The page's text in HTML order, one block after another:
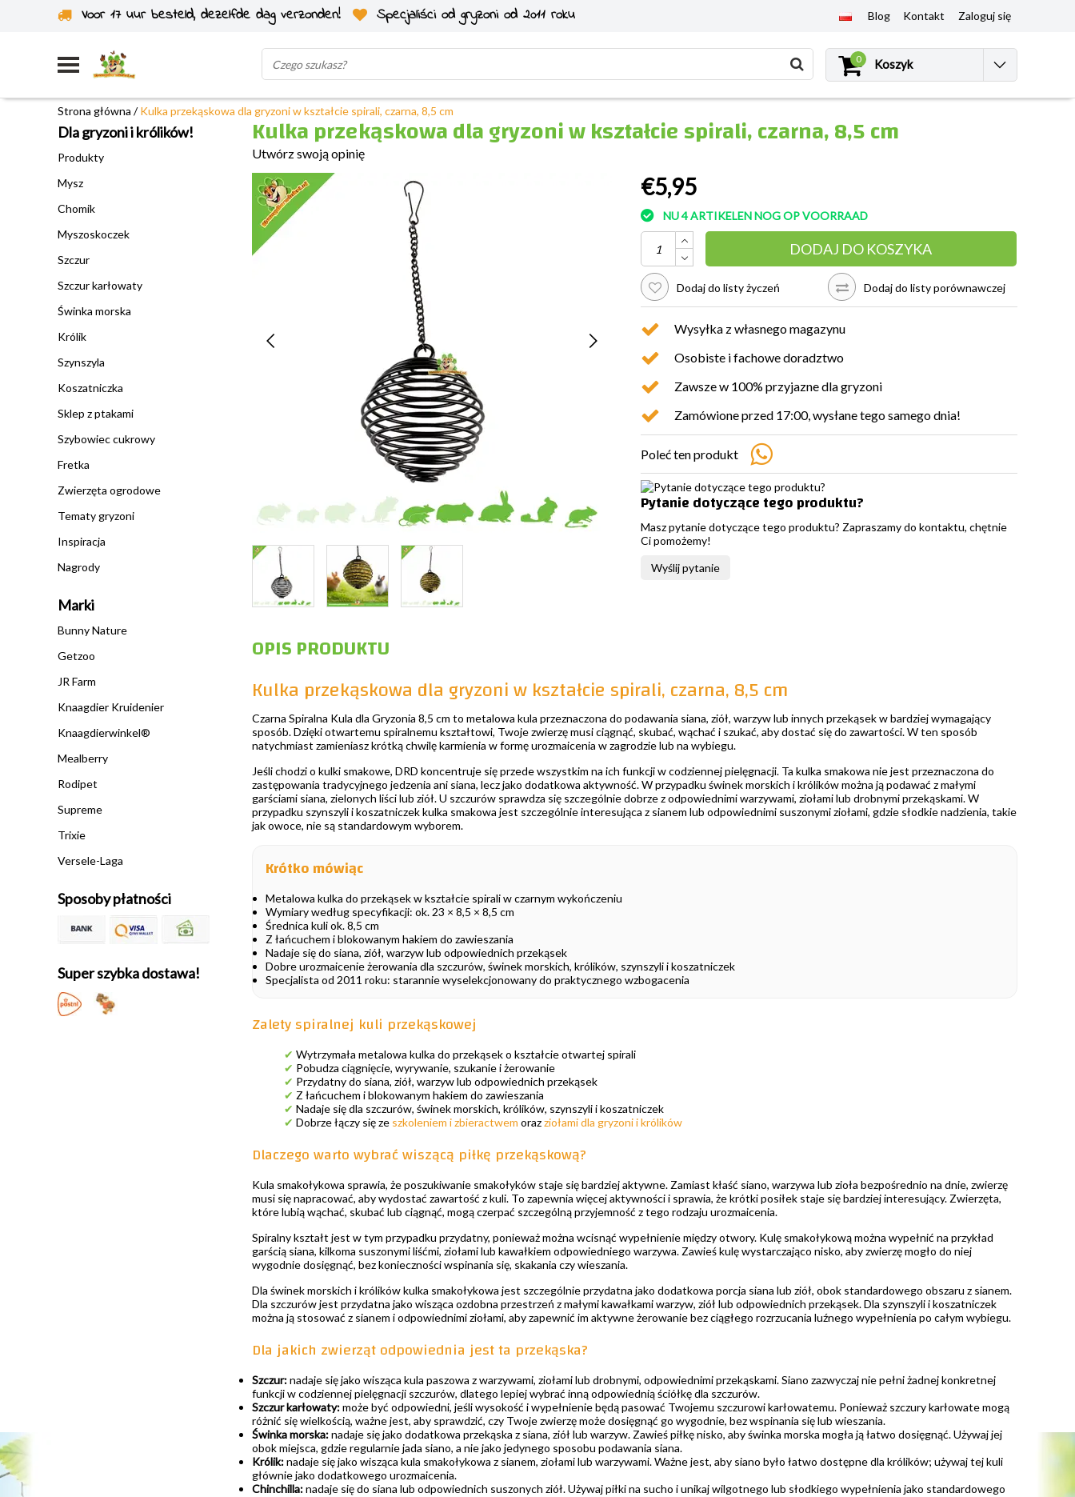
Voor 17 uur besteld, dezelfde dag verzonden!
Specjaliści od gryzoni od 2011 roku
Wysyłka z własnego magazynu
Blog Kontakt Zaloguj się
0 Koszyk
Strona główna /Kulka przekąskowa dla gryzoni w kształcie spirali, czarna, 8,5 cm
Dla gryzoni i królików!
Produkty
Mysz
Chomik
Myszoskoczek
Szczur
Szczur karłowaty
Świnka morska
Królik
Szynszyla
Koszatniczka
Sklep z ptakami
Szybowiec cukrowy
Fretka
Zwierzęta ogrodowe
Tematy gryzoni
Inspiracja
Nagrody
Marki
Bunny Nature
Getzoo
JR Farm
Knaagdier Kruidenier
Knaagdierwinkel®
Mealberry
Rodipet
Supreme
Trixie
Versele-Laga
Sposoby płatności
Super szybka dostawa!
Kulka przekąskowa dla gryzoni w kształcie spirali, czarna, 8,5 cm
Utwórz swoją opinię
€5,95
NU 4 ARTIKELEN NOG OP VOORRAAD
DODAJ DO KOSZYKA
Dodaj do listy życzeń Dodaj do listy porównawczej
Wysyłka z własnego magazynu
Osobiste i fachowe doradztwo
Zawsze w 100% przyjazne dla gryzoni
Zamówione przed 17:00, wysłane tego samego dnia!
Poleć ten produkt
Pytanie dotyczące tego produktu?
Masz pytanie dotyczące tego produktu? Zapraszamy do kontaktu, chętnie
Ci pomożemy!
Wyślij pytanie
OPIS PRODUKTU
Kulka przekąskowa dla gryzoni w kształcie spirali, czarna, 8,5 cm
Czarna Spiralna Kula dla Gryzonia 8,5 cm to metalowa kula przeznaczona do podawania siana, ziół, warzyw lub innych przekąsek w bardziej wymagający
sposób. Dzięki otwartemu spiralnemu kształtowi, Twoje zwierzę musi ciągnąć, skubać, wąchać i szukać, aby dostać się do zawartości. W ten sposób
natychmiast zamieniasz krótką chwilę karmienia w formę urozmaicenia w zagrodzie lub na wybiegu.
Jeśli chodzi o kulki smakowe, DRD koncentruje się przede wszystkim na ich funkcji w codziennej pielęgnacji. Ta kulka smakowa nie jest przeznaczona do
zastępowania tradycyjnego jedzenia ani siana, lecz jako dodatkowa aktywność. W przypadku świnek morskich i królików można ją podawać z małymi
garściami siana, zielonych liści lub ziół. U szczurów sprawdza się szczególnie dobrze z odpowiednimi warzywami, ziołami lub drobnymi przekąskami. W
przypadku szynszyli i koszatniczek kulka smakowa jest szczególnie interesująca z sianem lub odpowiednimi suszonymi ziołami, gdzie słodkie nadzienia, takie
jak owoce, nie są standardowym wyborem.
Krótko mówiąc
Metalowa kulka do przekąsek w kształcie spirali w czarnym wykończeniu
Wymiary według specyfikacji: ok. 23 × 8,5 × 8,5 cm
Średnica kuli ok. 8,5 cm
Z łańcuchem i blokowanym hakiem do zawieszania
Nadaje się do siana, ziół, warzyw lub odpowiednich przekąsek
Dobre urozmaicenie żerowania dla szczurów, świnek morskich, królików, szynszyli i koszatniczek
Specjalista od 2011 roku: starannie wyselekcjonowany do praktycznego wzbogacenia
Zalety spiralnej kuli przekąskowej
✔ Wytrzymała metalowa kulka do przekąsek o kształcie otwartej spirali
✔ Pobudza ciągnięcie, wyrywanie, szukanie i żerowanie
✔ Przydatny do siana, ziół, warzyw lub odpowiednich przekąsek
✔ Z łańcuchem i blokowanym hakiem do zawieszania
✔ Nadaje się dla szczurów, świnek morskich, królików, szynszyli i koszatniczek
✔ Dobrze łączy się ze szkoleniem i zbieractwem orazziołami dla gryzoni i królików
Dlaczego warto wybrać wiszącą piłkę przekąskową?
Kula smakołykowa sprawia, że poszukiwanie smakołyków staje się bardziej aktywne. Zamiast kłaść siano, warzywa lub zioła bezpośrednio na dnie, zwierzę
musi się napracować, aby wydostać zawartość z kuli. To zapewnia więcej aktywności i sprawia, że krótki posiłek staje się bardziej interesujący. Zwierzęta,
które lubią wąchać, skubać lub ciągnąć, mogą czerpać szczególną przyjemność z tego rodzaju urozmaicenia.
Spiralny kształt jest w tym przypadku przydatny, ponieważ można wcisnąć wypełnienie między otwory. Kulę smakołykową można wypełnić na przykład
garścią siana, kilkoma suszonymi liśćmi, ziołami lub kawałkiem odpowiedniego warzywa. Zawieś kulę wystarczająco nisko, aby zwierzę mogło do niej
wygodnie dosięgnąć, bez konieczności wspinania się, skakania czy wieszania.
Dla świnek morskich i królików kulka smakołykowa jest szczególnie przydatna jako dodatkowa porcja siana lub ziół, obok standardowego obszaru z sianem.
Dla szczurów jest przydatna jako wisząca ozdobna przestrzeń z małymi kawałkami warzyw, ziół lub odpowiednich przekąsek. Dla szynszyli i koszatniczek
można ją stosować z sianem i odpowiednimi ziołami, aby zapewnić im aktywne żerowanie bez ciągłego rozrzucania luźnego wypełnienia po całym wybiegu.
Dla jakich zwierząt odpowiednia jest ta przekąska?
Szczur:nadaje się jako wisząca kula paszowa z warzywami, ziołami lub drobnymi, odpowiednimi przekąskami. Siano zazwyczaj nie pełni żadnej konkretnej
funkcji w codziennej pielęgnacji szczurów, dlatego lepiej wybrać inną odpowiednią ściółkę dla szczurów.
Szczur karłowaty:może być odpowiedni, jeśli wysokość i wypełnienie będą pasować Twojemu szczurowi karłowatemu. Ponieważ szczury karłowate mogą
różnić się wielkością, ważne jest, aby sprawdzić, czy Twoje zwierzę może dosięgnąć go wygodnie, bez wspinania się lub wieszania.
Świnka morska:nadaje się jako dodatkowa przekąska z siana, ziół lub warzyw. Zawieś piłkę nisko, aby świnka morska mogła ją łatwo dosięgnąć. Używaj jej
obok miejsca, gdzie regularnie jada siano, a nie jako jedynego sposobu podawania siana.
Królik:nadaje się jako wisząca kula smakołykowa z sianem, ziołami lub warzywami. Ważne jest, aby siano było łatwo dostępne dla królików; używaj tej kuli
głównie jako dodatkowego urozmaicenia.
Chinchilla:nadaje się do siana lub odpowiednich suszonych ziół. Używaj piłki na sucho i unikaj wilgotnego lub słodkiego wypełnienia jako standardowego